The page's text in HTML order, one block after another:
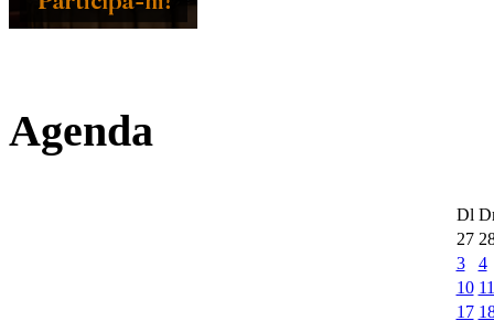
Agenda
Dl
27
3
4
10 11
17